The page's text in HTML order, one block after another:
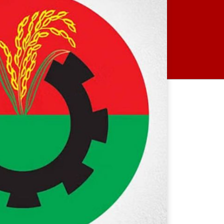
প্রথম বেইমানি করেছেন জামায়াত
আমির ডা. শফিকুর রহমান: রাশেদ
খান